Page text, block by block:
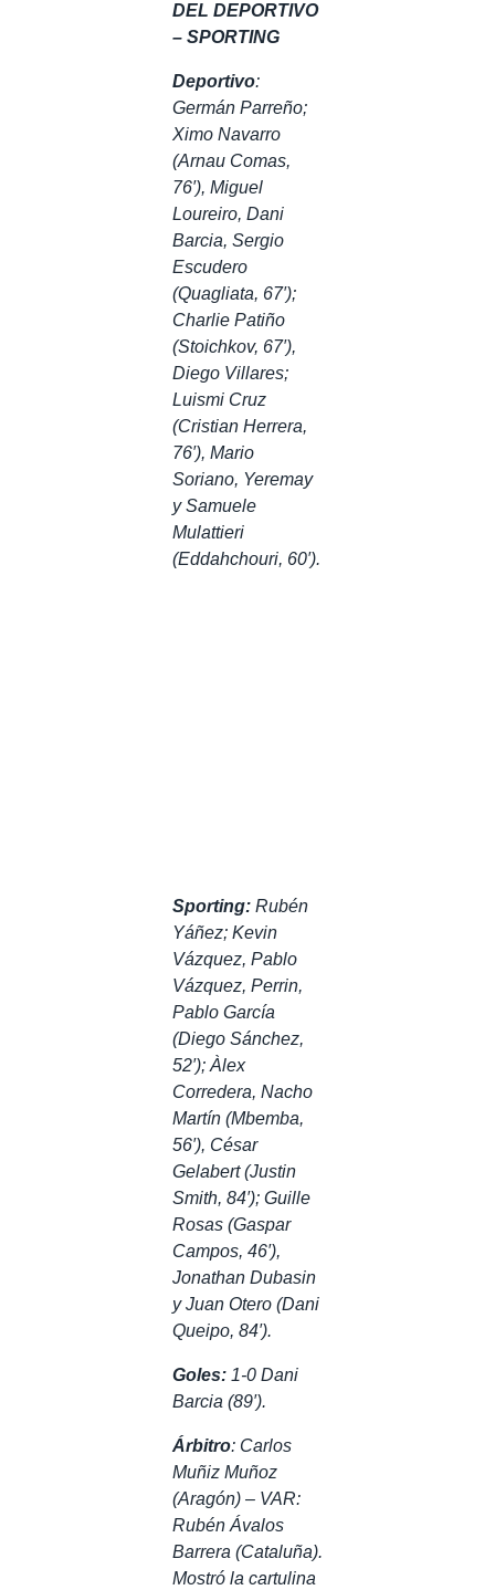
DEL DEPORTIVO
– SPORTING
Deportivo:
Germán Parreño;
Ximo Navarro
(Arnau Comas,
76′), Miguel
Loureiro, Dani
Barcia, Sergio
Escudero
(Quagliata, 67′);
Charlie Patiño
(Stoichkov, 67′),
Diego Villares;
Luismi Cruz
(Cristian Herrera,
76′), Mario
Soriano, Yeremay
y Samuele
Mulattieri
(Eddahchouri, 60′).
Sporting: Rubén
Yáñez; Kevin
Vázquez, Pablo
Vázquez, Perrin,
Pablo García
(Diego Sánchez,
52′); Àlex
Corredera, Nacho
Martín (Mbemba,
56′), César
Gelabert (Justin
Smith, 84′); Guille
Rosas (Gaspar
Campos, 46′),
Jonathan Dubasin
y Juan Otero (Dani
Queipo, 84′).
Goles: 1-0 Dani
Barcia (89′).
Árbitro: Carlos
Muñiz Muñoz
(Aragón) – VAR:
Rubén Ávalos
Barrera (Cataluña).
Mostró la cartulina